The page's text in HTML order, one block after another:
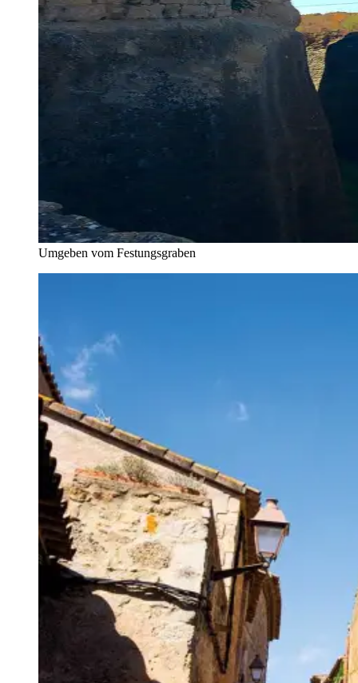
Umgeben vom Festungsgraben